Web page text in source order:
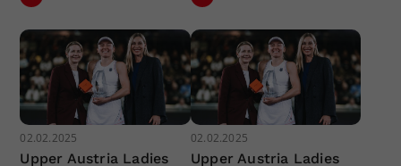
02.02.2025
Upper Austria Ladies
02.02.2025
Upper Austria Ladies